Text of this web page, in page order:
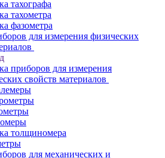
тахографа
тахометра
фазометра
для измерения физических
приборов для измерения
свойств материалов
толщиномера
для механических и